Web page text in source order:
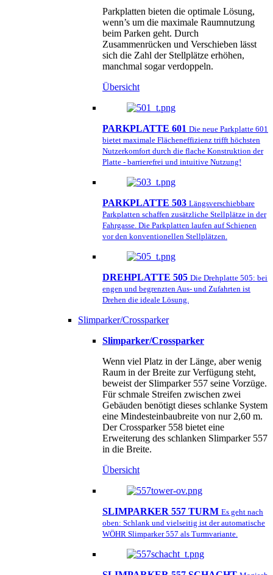
Parkplatten bieten die optimale Lösung,
wenn’s um die maximale Raumnutzung
beim Parken geht. Durch
Zusammenrücken und Verschieben lässt
sich die Zahl der Stellplätze erhöhen,
manchmal sogar verdoppeln.
Übersicht
PARKPLATTE 601 Die neue Parkplatte 601
bietet maximale Flächeneffizienz trifft höchsten
Nutzerkomfort durch die flache Konstruktion der
Platte - barrierefrei und intuitive Nutzung!
PARKPLATTE 503 Längsverschiebbare
Parkplatten schaffen zusätzliche Stellplätze in der
Fahrgasse. Die Parkplatten laufen auf Schienen
vor den konventionellen Stellplätzen.
DREHPLATTE 505 Die Drehplatte 505: bei
engen und begrenzten Aus- und Zufahrten ist
Drehen die ideale Lösung.
Slimparker/Crossparker
Slimparker/Crossparker
Wenn viel Platz in der Länge, aber wenig
Raum in der Breite zur Verfügung steht,
beweist der Slimparker 557 seine Vorzüge.
Für schmale Streifen zwischen zwei
Gebäuden benötigt dieses schlanke System
eine Mindesteinbaubreite von nur 2,60 m.
Der Crossparker 558 bietet eine
Erweiterung des schlanken Slimparker 557
in die Breite.
Übersicht
SLIMPARKER 557 TURM Es geht nach
oben: Schlank und vielseitig ist der automatische
WÖHR Slimparker 557 als Turmvariante.